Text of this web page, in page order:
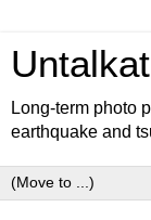
Long-term photo
earthquake and